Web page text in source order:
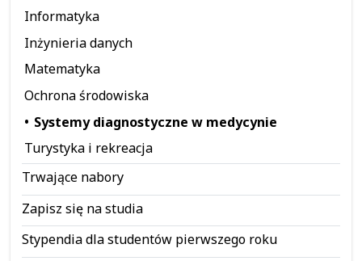
Informatyka
Inżynieria danych
Matematyka
Ochrona środowiska
Systemy diagnostyczne w medycynie
Turystyka i rekreacja
Trwające nabory
Zapisz się na studia
Stypendia dla studentów pierwszego roku